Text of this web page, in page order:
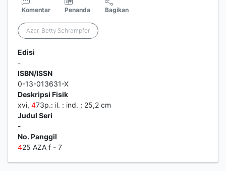
Komentar Penanda Bagikan
Azar, Betty Schrampfer
Edisi
-
ISBN/ISSN
0-13-013631-X
Deskripsi Fisik
xvi, 473p.: il. : ind. ; 25,2 cm
Judul Seri
-
No. Panggil
425 AZA f - 7